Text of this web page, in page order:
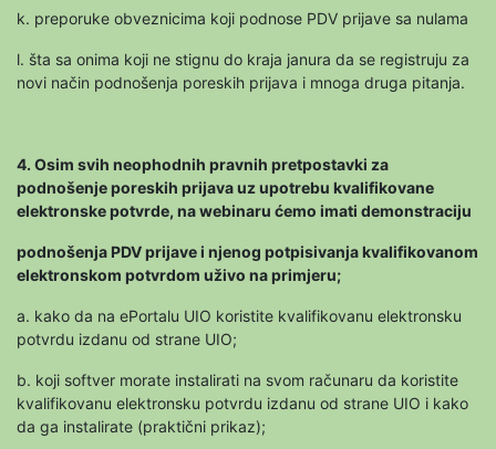
k. preporuke obveznicima koji podnose PDV prijave sa nulama
l. šta sa onima koji ne stignu do kraja janura da se registruju za
novi način podnošenja poreskih prijava i mnoga druga pitanja.
4. Osim svih neophodnih pravnih pretpostavki za
podnošenje poreskih prijava uz upotrebu kvalifikovane
elektronske potvrde, na webinaru ćemo imati demonstraciju
podnošenja PDV prijave i njenog potpisivanja kvalifikovanom
elektronskom potvrdom uživo na primjeru;
a. kako da na ePortalu UIO koristite kvalifikovanu elektronsku
potvrdu izdanu od strane UIO;
b. koji softver morate instalirati na svom računaru da koristite
kvalifikovanu elektronsku potvrdu izdanu od strane UIO i kako
da ga instalirate (praktični prikaz);